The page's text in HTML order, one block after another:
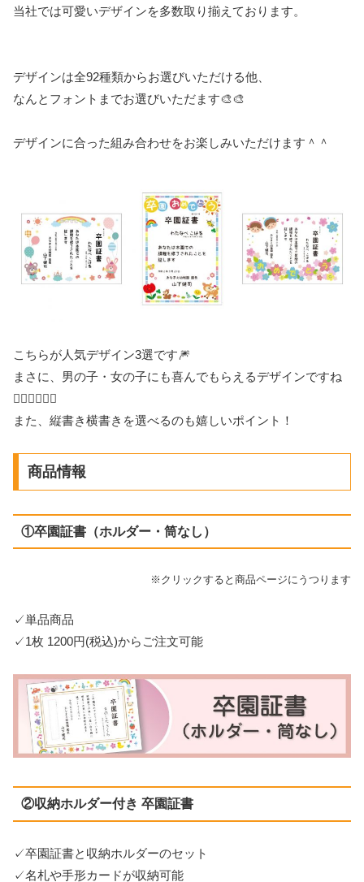
当社では可愛いデザインを多数取り揃えております。
デザインは全92種類からお選びいただける他、
なんとフォントまでお選びいただます🎨🎨
デザインに合った組み合わせをお楽しみいただけます＾＾
こちらが人気デザイン3選です🎆
まさに、男の子・女の子にも喜んでもらえるデザインですね
🤸🏻‍♂️🤸🏻‍♂️
また、縦書き横書きを選べるのも嬉しいポイント！
商品情報
①卒園証書（ホルダー・筒なし）
※クリックすると商品ページにうつります
✓単品商品
✓1枚 1200円(税込)からご注文可能
②収納ホルダー付き 卒園証書
✓卒園証書と収納ホルダーのセット
✓名札や手形カードが収納可能